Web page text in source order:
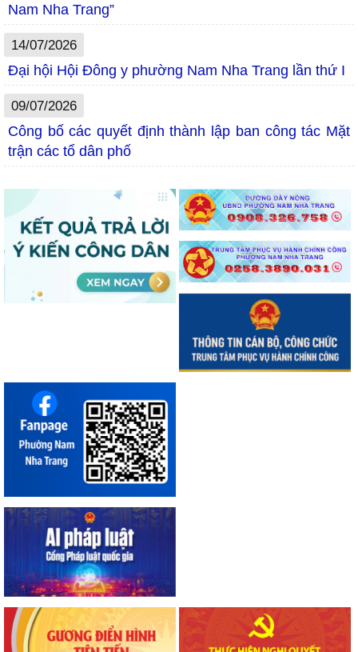
Nam Nha Trang”
14/07/2026
Đại hội Hội Đông y phường Nam Nha Trang lần thứ I
09/07/2026
Công bố các quyết định thành lập ban công tác Mặt
trận các tổ dân phố